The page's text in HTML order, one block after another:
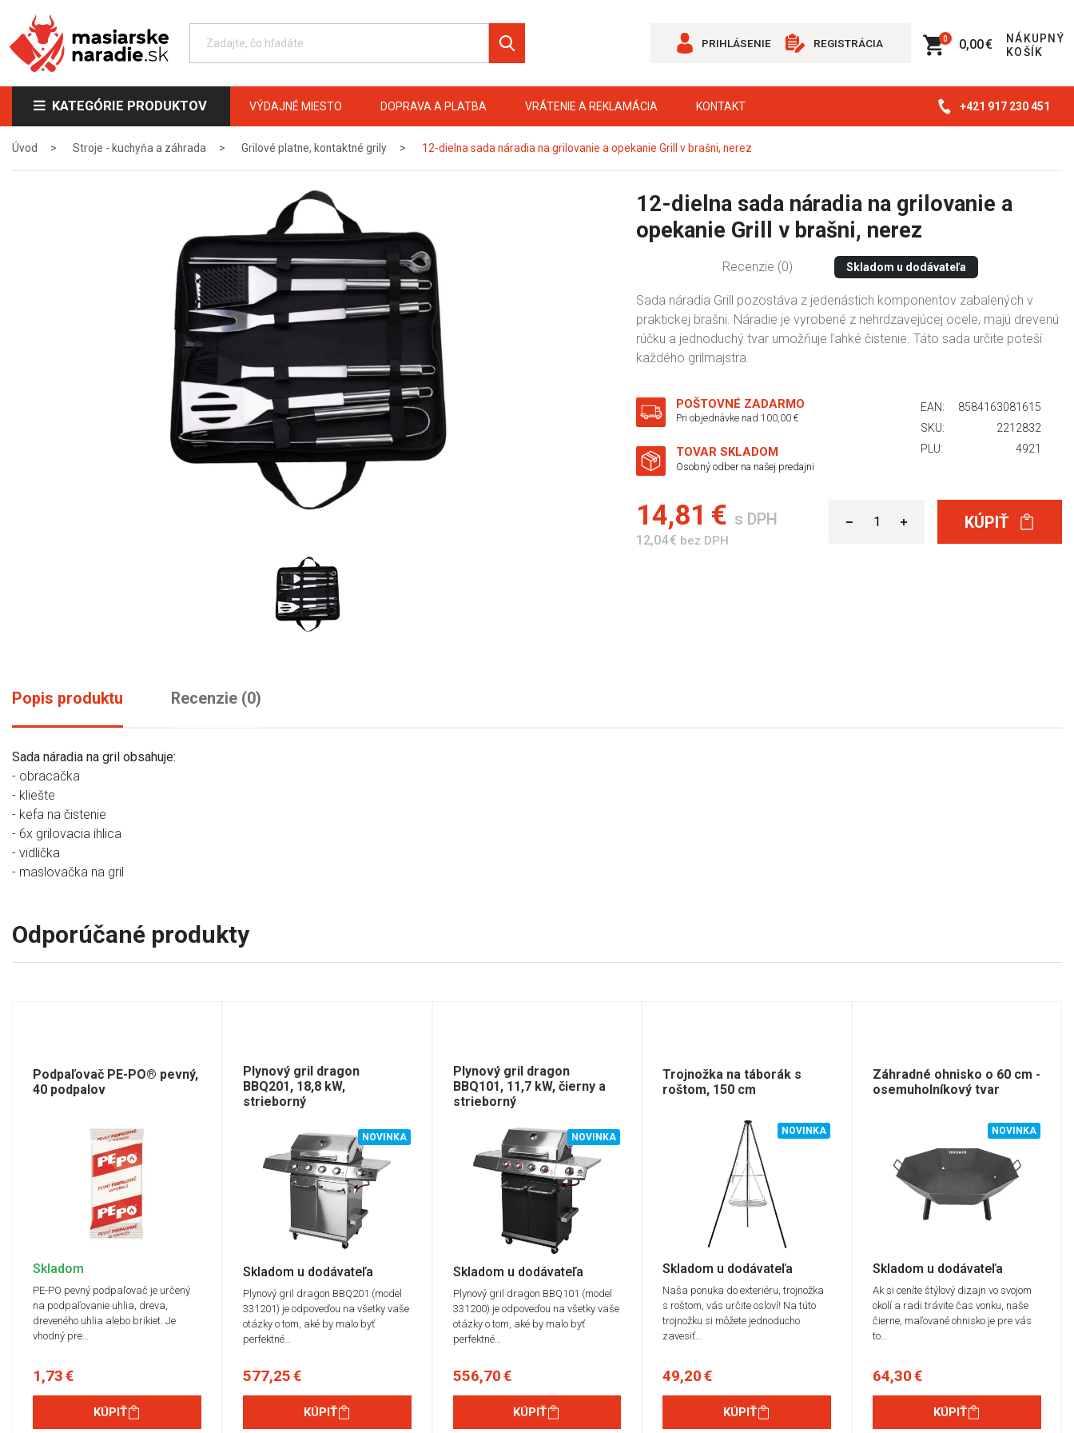
PRIHLÁSENIE REGISTRÁCIA 0,00 €
NÁKUPNÝ
KOŠÍK
0
KATEGÓRIE PRODUKTOV VÝDAJNÉ MIESTO DOPRAVA A PLATBA VRÁTENIE A REKLAMÁCIA KONTAKT +421 917 230 451
Úvod Stroje - kuchyňa a záhrada Grilové platne, kontaktné grily 12-dielna sada náradia na grilovanie a opekanie Grill v brašni, nerez
12-dielna sada náradia na grilovanie a
opekanie Grill v brašni, nerez
Recenzie (0) Skladom u dodávateľa
Sada náradia Grill pozostáva z jedenástich komponentov zabalených v
praktickej brašni. Náradie je vyrobené z nehrdzavejúcej ocele, majú drevenú
rúčku a jednoduchý tvar umožňuje ľahké čistenie. Táto sada určite poteší
každého grilmajstra.
POŠTOVNÉ ZADARMO
Pri objednávke nad 100,00 €
TOVAR SKLADOM
Osobný odber na našej predajni
EAN:
8584163081615
SKU:
2212832
PLU:
4921
14,81 € s DPH
12,04 € bez DPH
KÚPIŤ
Popis produktu Recenzie (0)
Sada náradia na gril obsahuje:
- obracačka
- kliešte
- kefa na čistenie
- 6x grilovacia ihlica
- vidlička
- maslovačka na gril
Odporúčané produkty
Podpaľovač PE-PO® pevný,
40 podpalov
Skladom
PE-PO pevný podpaľovač je určený
na podpaľovanie uhlia, dreva,
dreveného uhlia alebo brikiet. Je
vhodný pre…
1,73 €
KÚPIŤ
Plynový gril dragon
BBQ201, 18,8 kW,
strieborný
NOVINKA
Skladom u dodávateľa
Plynový gril dragon BBQ201 (model
331201) je odpoveďou na všetky vaše
otázky o tom, aké by malo byť
perfektné…
577,25 €
KÚPIŤ
Plynový gril dragon
BBQ101, 11,7 kW, čierny a
strieborný
NOVINKA
Skladom u dodávateľa
Plynový gril dragon BBQ101 (model
331200) je odpoveďou na všetky vaše
otázky o tom, aké by malo byť
perfektné…
556,70 €
KÚPIŤ
Trojnožka na táborák s
roštom, 150 cm
NOVINKA
Skladom u dodávateľa
Naša ponuka do exteriéru, trojnožka
s roštom, vás určite osloví! Na túto
trojnožku si môžete jednoducho
zavesiť…
49,20 €
KÚPIŤ
Záhradné ohnisko o 60 cm -
osemuholníkový tvar
NOVINKA
Skladom u dodávateľa
Ak si ceníte štýlový dizajn vo svojom
okolí a radi trávite čas vonku, naše
čierne, maľované ohnisko je pre vás
to…
64,30 €
KÚPIŤ